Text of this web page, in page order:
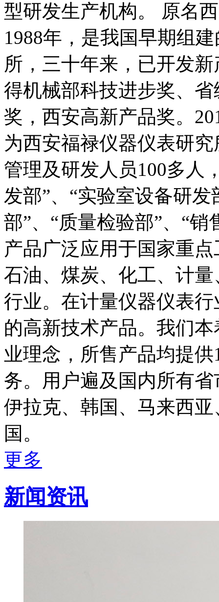
型研发生产机构。 原名
1988年，是我国早期组
所，三十年来，已开发
得机械部科技进步奖、
奖，西安高新产品奖。
为西安福禄仪器仪表研
管理及研发人员100多人
发部”、“实验室设备研发
部”、“质量检验部”、“
产品广泛应用于国家重
石油、煤炭、化工、计
行业。在计量仪器仪表
的高新技术产品。我们
业理念，所售产品均提
务。用户遍及国内所有
伊拉克、韩国、马来西
国。
更多
新闻资讯